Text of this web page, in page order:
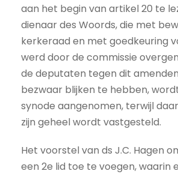
aan het begin van artikel 20 te
dienaar des Woords, die met
kerkeraad en met goedkeuring
werd door de commissie
de deputaten tegen dit
bezwaar blijken te hebben,
synode aangenomen, terwijl
zijn geheel wordt vastgesteld.
Het voorstel van ds J.C. Hagen
een 2e lid toe te voegen, waarin